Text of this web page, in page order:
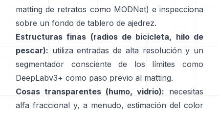
matting de retratos como MODNet) e inspecciona
sobre un fondo de tablero de ajedrez.
Estructuras finas (radios de bicicleta, hilo de
pescar): utiliza entradas de alta resolución y un
segmentador consciente de los límites como
DeepLabv3+ como paso previo al matting.
Cosas transparentes (humo, vidrio): necesitas
alfa fraccional y, a menudo, estimación del color